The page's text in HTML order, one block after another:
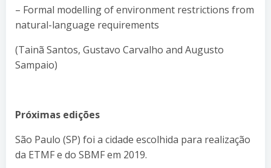
– Formal modelling of environment restrictions from
natural-language requirements
(Tainã Santos, Gustavo Carvalho and Augusto
Sampaio)
Próximas edições
São Paulo (SP) foi a cidade escolhida para realização
da ETMF e do SBMF em 2019.